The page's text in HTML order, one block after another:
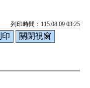
列印時間：115.08.09 03:25